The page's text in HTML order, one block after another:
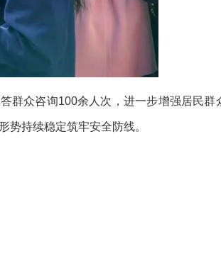
群众咨询100余人次，进一步增强居民群
势持续稳定筑牢安全防线。